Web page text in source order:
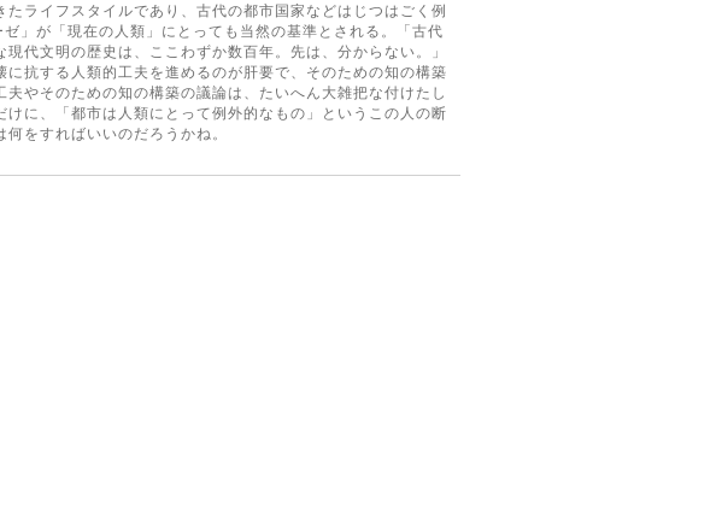
ライフスタイルであり、古代の都市国家などはじつはごく例
」が「現在の人類」にとっても当然の基準とされる。「古代
代文明の歴史は、ここわずか数百年。先は、分からない。」
抗する人類的工夫を進めるのが肝要で、そのための知の構築
やそのための知の構築の議論は、たいへん大雑把な付けたし
に、「都市は人類にとって例外的なもの」というこの人の断
をすればいいのだろうかね。